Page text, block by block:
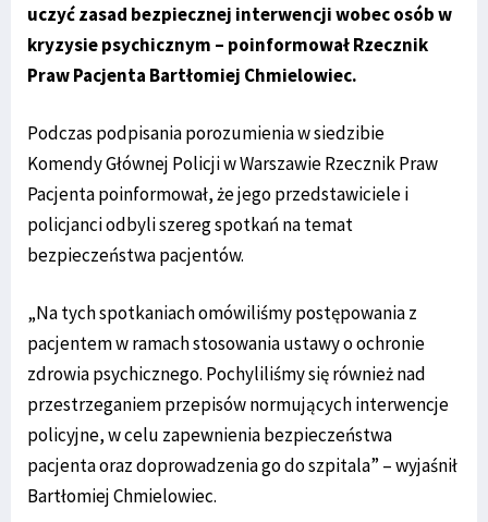
uczyć zasad bezpiecznej interwencji wobec osób w
kryzysie psychicznym – poinformował Rzecznik
Praw Pacjenta Bartłomiej Chmielowiec.
Podczas podpisania porozumienia w siedzibie
Komendy Głównej Policji w Warszawie Rzecznik Praw
Pacjenta poinformował, że jego przedstawiciele i
policjanci odbyli szereg spotkań na temat
bezpieczeństwa pacjentów.
„Na tych spotkaniach omówiliśmy postępowania z
pacjentem w ramach stosowania ustawy o ochronie
zdrowia psychicznego. Pochyliliśmy się również nad
przestrzeganiem przepisów normujących interwencje
policyjne, w celu zapewnienia bezpieczeństwa
pacjenta oraz doprowadzenia go do szpitala” – wyjaśnił
Bartłomiej Chmielowiec.